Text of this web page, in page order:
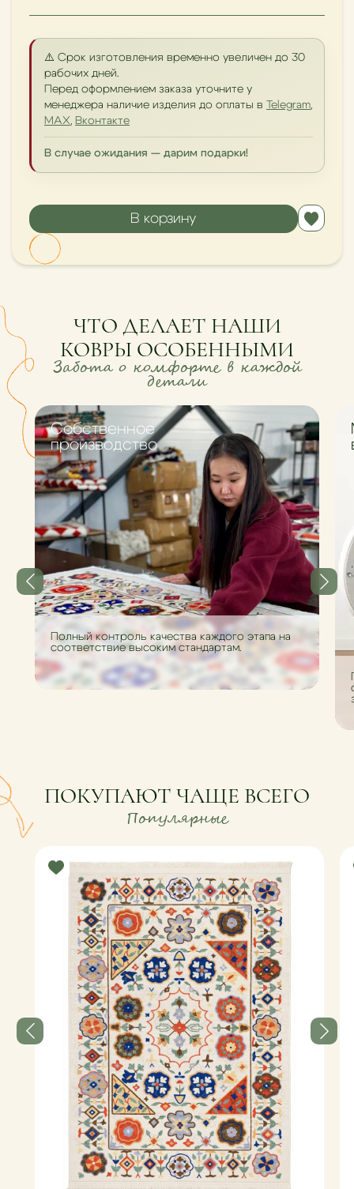
⚠️ Срок изготовления временно увеличен до 30
рабочих дней.
Перед оформлением заказа уточните у
менеджера наличие изделия до оплаты в
Telegram,
MAX, Вконтакте
В случае ожидания — дарим подарки!
В корзину
Забота о комфорте в каждой
детали
ЧТО ДЕЛАЕТ НАШИ
КОВРЫ ОСОБЕННЫМИ
Cобственное
производство
Полный контроль качества каждого этапа на
соответствие высоким стандартам.
Популярные
ПОКУПАЮТ ЧАЩЕ ВСЕГО